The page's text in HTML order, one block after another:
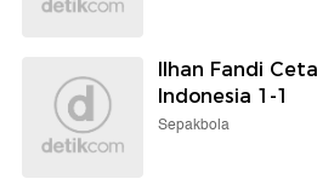
Ilhan Fandi
Indonesia 1-1
Sepakbola